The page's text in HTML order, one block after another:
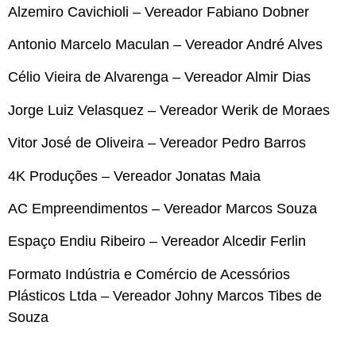
Alzemiro Cavichioli – Vereador Fabiano Dobner
Antonio Marcelo Maculan – Vereador André Alves
Célio Vieira de Alvarenga – Vereador Almir Dias
Jorge Luiz Velasquez – Vereador Werik de Moraes
Vitor José de Oliveira – Vereador Pedro Barros
4K Produções – Vereador Jonatas Maia
AC Empreendimentos – Vereador Marcos Souza
Espaço Endiu Ribeiro – Vereador Alcedir Ferlin
Formato Indústria e Comércio de Acessórios
Plásticos Ltda – Vereador Johny Marcos Tibes de
Souza